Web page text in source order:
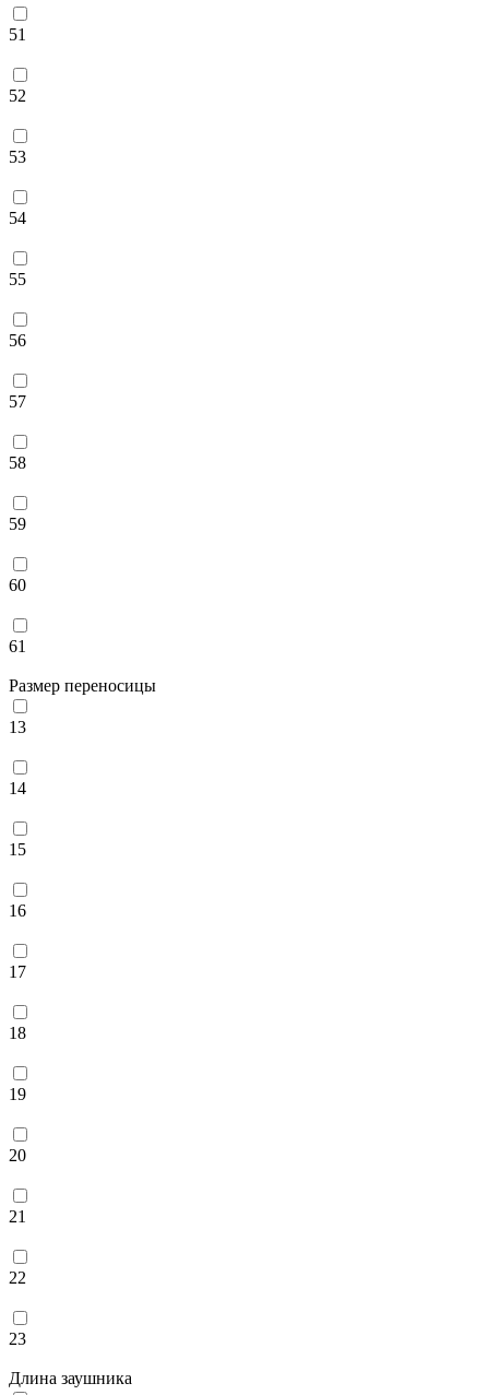
51
52
53
54
55
56
57
58
59
60
61
Размер переносицы
13
14
15
16
17
18
19
20
21
22
23
Длина заушника